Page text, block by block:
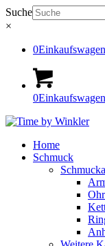
Suche
×
0Einkaufswagen
0Einkaufswagen
Home
Schmuck